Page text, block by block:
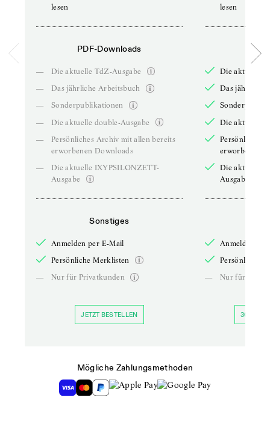
lesen
PDF-Downloads
—
Die aktuelle TdZ-Ausgabe
—
Das jährliche Arbeitsbuch
—
Sonderpublikationen
—
Die aktuelle double-Ausgabe
—
Persönliches Archiv mit allen bereits
erworbenen Downloads
—
Die aktuelle IXYPSILONZETT-
Ausgabe
Sonstiges
Anmelden per E-Mail
Persönliche Merklisten
—
Nur für Privatkunden
JETZT BESTELLEN
lesen
Die aktuelle
Das jährliche
Die aktuelle
Persönliches
erworbenen
Die aktuelle
Ausgabe
Anmelden
Persönliche
—
Nur für
30 TAGE
Mögliche Zahlungsmethoden